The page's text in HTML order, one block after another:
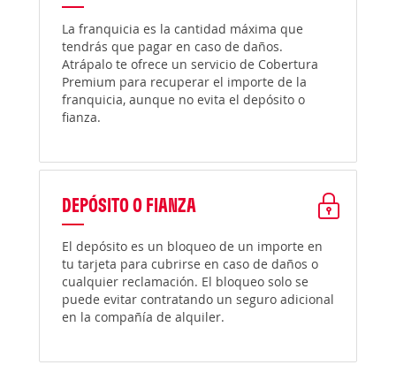
La franquicia es la cantidad máxima que
tendrás que pagar en caso de daños.
Atrápalo te ofrece un servicio de Cobertura
Premium para recuperar el importe de la
franquicia, aunque no evita el depósito o
fianza.
DEPÓSITO O FIANZA
El depósito es un bloqueo de un importe en
tu tarjeta para cubrirse en caso de daños o
cualquier reclamación. El bloqueo solo se
puede evitar contratando un seguro adicional
en la compañía de alquiler.